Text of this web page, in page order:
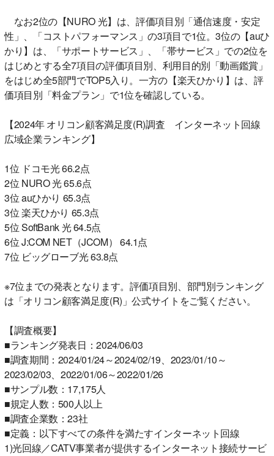
なお2位の【NURO 光】は、評価項目別「通信速度・安定
性」、「コストパフォーマンス」の3項目で1位。3位の【auひ
かり】は、「サポートサービス」、「帯サービス」での2位を
はじめとする全7項目の評価項目別、利用目的別「動画鑑賞」
をはじめ全5部門でTOP5入り。一方の【楽天ひかり】は、評
価項目別「料金プラン」で1位を確認している。
【2024年 オリコン顧客満足度(R)調査 インターネット回線
広域企業ランキング】
1位 ドコモ光 66.2点
2位 NURO 光 65.6点
3位 auひかり 65.3点
3位 楽天ひかり 65.3点
5位 SoftBank 光 64.5点
6位 J:COM NET（JCOM） 64.1点
7位 ビッグローブ光 63.8点
※7位までの発表となります。評価項目別、部門別ランキング
は「オリコン顧客満足度(R)」公式サイトをご覧ください。
【調査概要】
■ランキング発表日：2024/06/03
■調査期間：2024/01/24～2024/02/19、2023/01/10～
2023/02/03、2022/01/06～2022/01/26
■サンプル数：17,175人
■規定人数：500人以上
■調査企業数：23社
■定義：以下すべての条件を満たすインターネット回線
1)光回線／CATV事業者が提供するインターネット接続サービ